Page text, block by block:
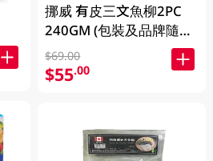
挪威 有皮三文魚柳2PC
240GM (包裝及品牌隨機
發放)
$69.00
$55.00